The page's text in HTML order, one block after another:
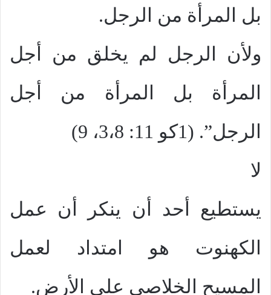
بل المرأة من الرجل.
ولأن الرجل لم يخلق من أجل
المرأة بل المرأة من أجل
الرجل”. (1كو 11: 3،8، 9)
لا
يستطيع أحد أن ينكر أن عمل
الكهنوت هو امتداد لعمل
المسيح الخلاصى على الأرض.